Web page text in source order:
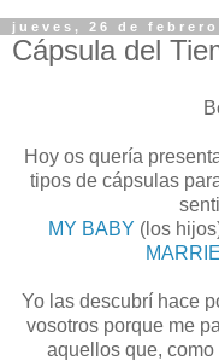
jueves, 26 de febrero
Cápsula del
Hoy os quería
tipos de cápsulas
MY BABY (los
Yo las descubrí hace
vosotros porque me
aquellos que,